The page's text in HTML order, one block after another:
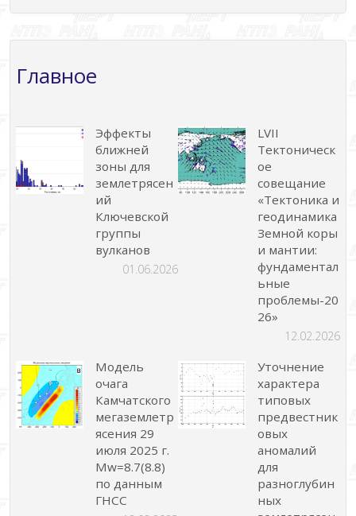
Главное
Эффекты
ближней
зоны для
землетрясен
ий
Ключевской
группы
вулканов
01.06.2026
LVII
Тектоническ
ое
совещание
«Тектоника и
геодинамика
Земной коры
и мантии:
фундаментал
ьные
проблемы-20
26»
12.02.2026
Модель
очага
Камчатского
мегаземлетр
ясения 29
июля 2025 г.
Mw=8.7(8.8)
по данным
ГНСС
Уточнение
характера
типовых
предвестник
овых
аномалий
для
разноглубин
ных